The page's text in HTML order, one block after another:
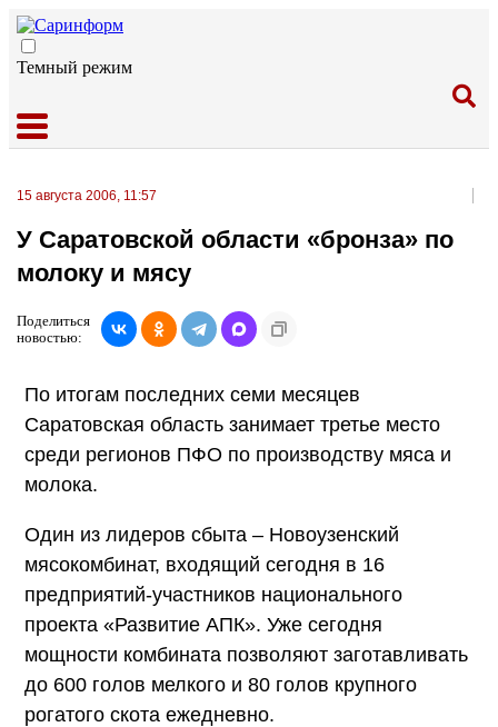
Темный режим
15 августа 2006, 11:57
У Саратовской области «бронза» по
молоку и мясу
Поделиться
новостью:
По итогам последних семи месяцев
Саратовская область занимает третье место
среди регионов ПФО по производству мяса и
молока.
Один из лидеров сбыта – Новоузенский
мясокомбинат, входящий сегодня в 16
предприятий-участников национального
проекта «Развитие АПК». Уже сегодня
мощности комбината позволяют заготавливать
до 600 голов мелкого и 80 голов крупного
рогатого скота ежедневно.